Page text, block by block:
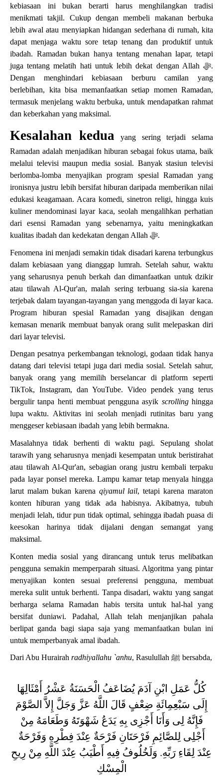
kebiasaan ini bukan berarti harus menghilangkan tradisi
menikmati takjil. Cukup dengan membeli makanan berbuka
lebih awal atau menyiapkan hidangan sederhana di rumah, kita
dapat menjaga waktu sore tetap tenang dan produktif untuk
ibadah. Ramadan bukan hanya tentang menahan lapar, tetapi
juga tentang melatih hati untuk lebih dekat dengan Allah ﷻ.
Dengan menghindari kebiasaan berburu camilan yang
berlebihan, kita bisa memanfaatkan setiap momen Ramadan,
termasuk menjelang waktu berbuka, untuk mendapatkan rahmat
dan keberkahan yang maksimal.
Kesalahan kedua
yang sering terjadi selama
Ramadan adalah menjadikan hiburan sebagai fokus utama, baik
melalui televisi maupun media sosial. Banyak stasiun televisi
berlomba-lomba menyajikan program spesial Ramadan yang
ironisnya justru lebih bersifat hiburan daripada memberikan nilai
edukasi keagamaan. Acara komedi, sinetron religi, hingga kuis
kuliner mendominasi layar kaca, seolah mengalihkan perhatian
dari esensi Ramadan yang sebenarnya, yaitu meningkatkan
kualitas ibadah dan kedekatan dengan Allah ﷻ.
Fenomena ini menjadi semakin tidak disadari karena terbungkus
dalam kebiasaan yang dianggap lumrah. Setelah sahur, waktu
yang seharusnya penuh berkah dan dimanfaatkan untuk dzikir
atau tilawah Al-Qur'an, malah sering terbuang sia-sia karena
terjebak dalam tayangan-tayangan yang menggoda di layar kaca.
Program hiburan spesial Ramadan yang disajikan dengan
kemasan menarik membuat banyak orang sulit melepaskan diri
dari layar televisi.
Dengan pesatnya perkembangan teknologi, godaan tidak hanya
datang dari televisi tetapi juga dari media sosial. Setelah sahur,
banyak orang yang memilih berselancar di platform seperti
TikTok, Instagram, dan YouTube. Video pendek yang terus
bergulir tanpa henti membuat pengguna asyik scrollinghingga
lupa waktu. Aktivitas ini seolah menjadi rutinitas baru yang
menggeser kebiasaan ibadah yang lebih bermakna.
Masalahnya tidak berhenti di waktu pagi. Sepulang sholat
tarawih yang seharusnya menjadi kesempatan untuk beristirahat
atau tilawah Al-Qur'an, sebagian orang justru kembali terpaku
pada layar ponsel mereka. Lampu kamar tetap menyala hingga
larut malam bukan karena qiyamul lail, tetapi karena maraton
konten hiburan yang tidak ada habisnya. Akibatnya, tubuh
menjadi lelah, tidur pun tidak optimal, sehingga ibadah puasa di
keesokan harinya tidak dijalani dengan semangat yang
maksimal.
Konten media sosial yang dirancang untuk terus melibatkan
pengguna semakin memperparah situasi. Algoritma yang pintar
menyajikan konten sesuai preferensi pengguna, membuat
mereka sulit untuk berhenti. Tanpa disadari, waktu yang sangat
berharga selama Ramadan habis tersita untuk hal-hal yang
bersifat duniawi. Padahal, Allah telah menjanjikan pahala
berlipat ganda bagi siapa saja yang memanfaatkan bulan ini
untuk memperbanyak amal ibadah.
Dari Abu Hurairah radhiyallahu `anhu, Rasulullah ﷺ bersabda,
كُلُّ عَمَلِ ابْنِ آدَمَ يُضَاعَفُ الْحَسَنَةُ عَشْرُ أَمْثَالِهَا
إِلَى سَبْعِمِائَةِ ضِعْفٍ قَالَ اللَّهُ عَزَّ وَجَلَّ إِلاَّ الصَّوْمَ
فَإِنَّهُ لِى وَأَنَا أَجْزِى بِهِ يَدَعُ شَهْوَتَهُ وَطَعَامَهُ مِنْ
أَجْلِى لِلصَّائِمِ فَرْحَتَانِ فَرْحَةٌ عِنْدَ فِطْرِهِ وَفَرْحَةٌ
عِنْدَ لِقَاءِ رَبِّهِ. وَلَخُلُوفُ فِيهِ أَطْيَبُ عِنْدَ اللَّهِ مِنْ رِيحِ
الْمِسْكِ